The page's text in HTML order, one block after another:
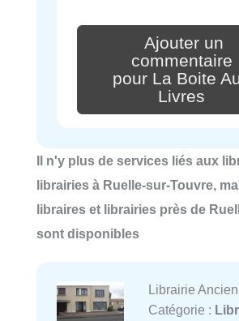
Ajouter un
commentaire
pour La Boite
Livres
Il n'y plus de services liés aux
librairies à Ruelle-sur-Touvre,
libraires et librairies près de
sont disponibles
Librairie
Catégorie :